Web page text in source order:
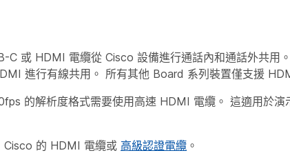
C 或 HDMI 電纜從 Cisco 設備進行通話內和通話外共用
進行有線共用。 所有其他 Board 系列裝置僅支援
的解析度格式需要使用高速 HDMI 電纜。 這適用於演
Cisco 的 HDMI 電纜或 高級認證電纜 。